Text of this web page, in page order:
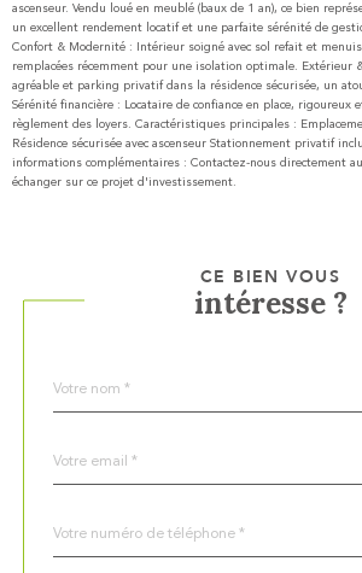
ascenseur. Vendu loué en meublé (baux de 1 an), ce bien
un excellent rendement locatif et une parfaite sérénité de
Confort & Modernité : Intérieur soigné avec sol refait et
remplacées récemment pour une isolation optimale. Extérieur
agréable et parking privatif dans la résidence sécurisée, un
Sérénité financière : Locataire de confiance en place, rigoureux
règlement des loyers. Caractéristiques principales :
Résidence sécurisée avec ascenseur Stationnement privatif
informations complémentaires : Contactez-nous directement
échanger sur ce projet d'investissement.
CE BIEN VOUS
intéresse ?
*
*
*